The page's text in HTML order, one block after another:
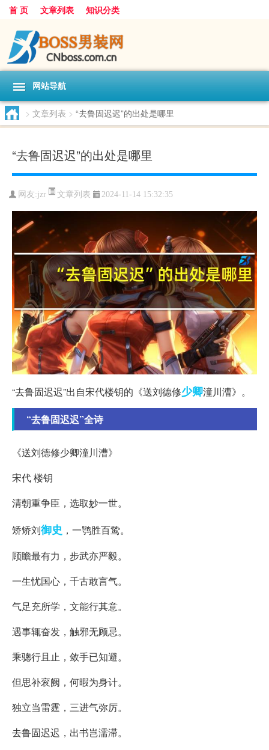
首 页 文章列表 知识分类
网站导航
> 文章列表 > “去鲁固迟迟”的出处是哪里
“去鲁固迟迟”的出处是哪里
网友:jzr 文章列表 2024-11-14 15:32:35
“去鲁固迟迟”出自宋代楼钥的《送刘德修少卿潼川漕》。
“去鲁固迟迟”全诗
《送刘德修少卿潼川漕》
宋代 楼钥
清朝重争臣，选取妙一世。
矫矫刘御史 ，一鹗胜百鸷。
顾瞻最有力，步武亦严毅。
一生忧国心，千古敢言气。
气足充所学，文能行其意。
遇事辄奋发，触邪无顾忌。
乘骢行且止，敛手已知避。
但思补衮阙，何暇为身计。
独立当雷霆，三进气弥厉。
去鲁固迟迟，出书岂濡滞。